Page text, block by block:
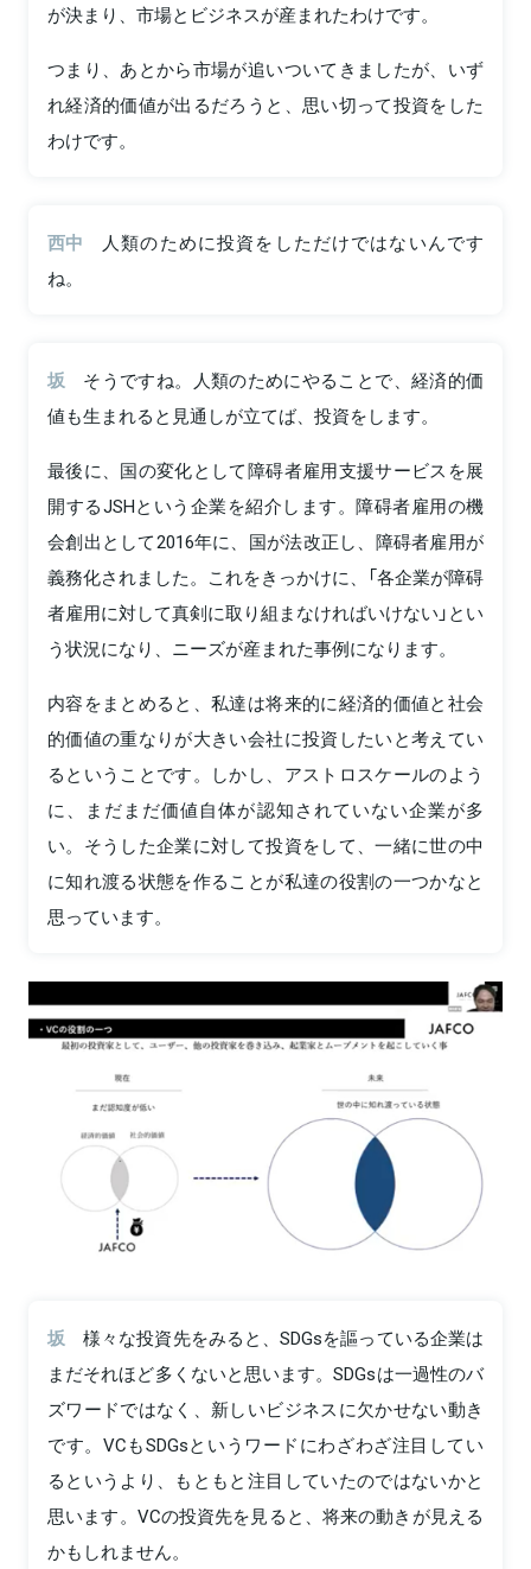
が決まり、市場とビジネスが産まれたわけです。
つまり、あとから市場が追いついてきましたが、いず
れ経済的価値が出るだろうと、思い切って投資をした
わけです。
西中
人類のために投資をしただけではないんです
ね。
坂
そうですね。人類のためにやることで、経済的価
値も生まれると見通しが立てば、投資をします。
最後に、国の変化として障碍者雇用支援サービスを展
開するJSHという企業を紹介します。障碍者雇用の機
会創出として2016年に、国が法改正し、障碍者雇用が
義務化されました。これをきっかけに、「各企業が障碍
者雇用に対して真剣に取り組まなければいけない」とい
う状況になり、ニーズが産まれた事例になります。
内容をまとめると、私達は将来的に経済的価値と社会
的価値の重なりが大きい会社に投資したいと考えてい
るということです。しかし、アストロスケールのよう
に、まだまだ価値自体が認知されていない企業が多
い。そうした企業に対して投資をして、一緒に世の中
に知れ渡る状態を作ることが私達の役割の一つかなと
思っています。
坂
様々な投資先をみると、SDGsを謳っている企業は
まだそれほど多くないと思います。SDGsは一過性のバ
ズワードではなく、新しいビジネスに欠かせない動き
です。VCもSDGsというワードにわざわざ注目してい
るというより、もともと注目していたのではないかと
思います。VCの投資先を見ると、将来の動きが見える
かもしれません。